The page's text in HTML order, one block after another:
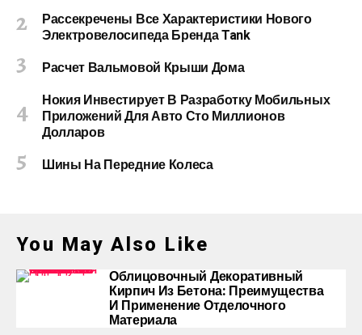
Рассекречены Все Характеристики Нового
Электровелосипеда Бренда Tank
Расчет Вальмовой Крыши Дома
Нокия Инвестирует В Разработку Мобильных
Приложений Для Авто Сто Миллионов
Долларов
Шины На Передние Колеса
You May Also Like
Облицовочный Декоративный
Кирпич Из Бетона: Преимущества
И Применение Отделочного
Материала